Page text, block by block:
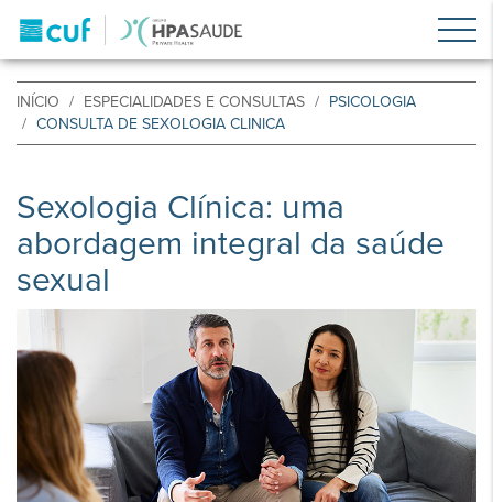
INÍCIO ESPECIALIDADES E CONSULTAS
PSICOLOGIA
CONSULTA DE SEXOLOGIA CLINICA
Sexologia Clínica: uma
abordagem integral da saúde
sexual